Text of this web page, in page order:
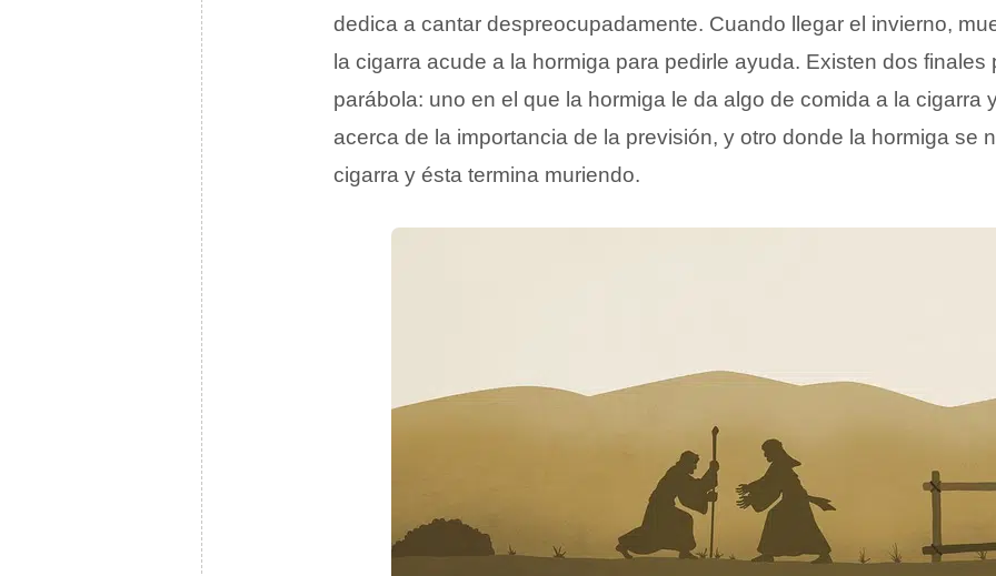
dedica a cantar despreocupadamente. Cuando llegar el invierno,
la cigarra acude a la hormiga para pedirle ayuda. Existen dos finales
parábola: uno en el que la hormiga le da algo de comida a la cigarra
acerca de la importancia de la previsión, y otro donde la hormiga se
cigarra y ésta termina muriendo.